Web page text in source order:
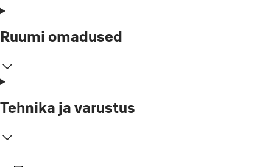
Ruumi omadused
Tehnika ja varustus